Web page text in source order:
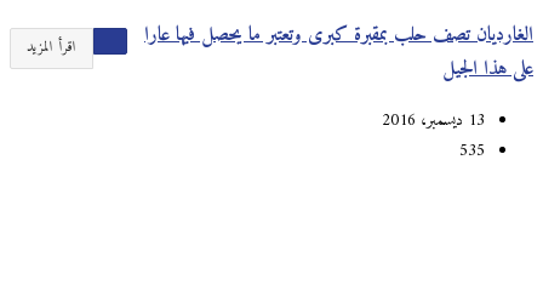
اقرأ المزيد
الغارديان تصف حلب بمقبرة كبرى وتعتبر ما يحصل فيها عارا
على هذا الجيل
13 ديسمبر، 2016
535